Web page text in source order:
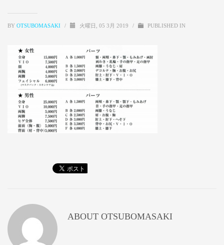
BY OTSUBOMASAKI / 火曜日, 05 3月 2019 / PUBLISHED IN
ABOUT OTSUBOMASAKI